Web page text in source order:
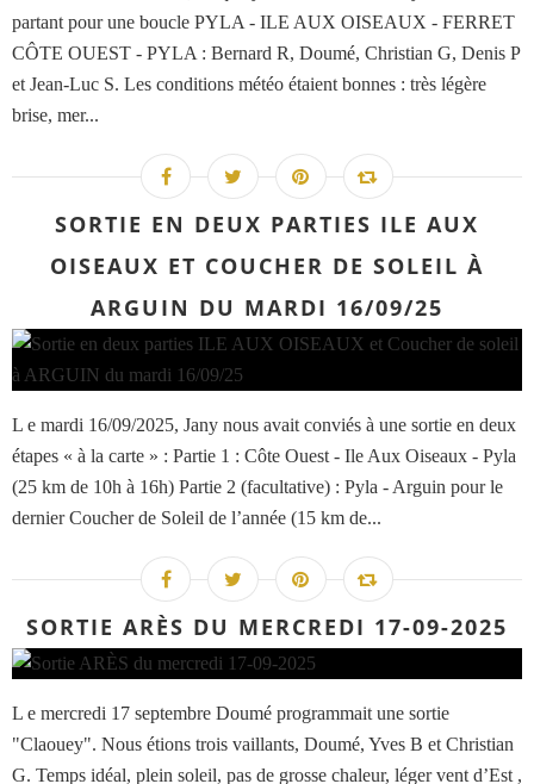
partant pour une boucle PYLA - ILE AUX OISEAUX - FERRET
CÔTE OUEST - PYLA : Bernard R, Doumé, Christian G, Denis P
et Jean-Luc S. Les conditions météo étaient bonnes : très légère
brise, mer...
SORTIE EN DEUX PARTIES ILE AUX
OISEAUX ET COUCHER DE SOLEIL À
ARGUIN DU MARDI 16/09/25
L e mardi 16/09/2025, Jany nous avait conviés à une sortie en deux
étapes « à la carte » : Partie 1 : Côte Ouest - Ile Aux Oiseaux - Pyla
(25 km de 10h à 16h) Partie 2 (facultative) : Pyla - Arguin pour le
dernier Coucher de Soleil de l’année (15 km de...
SORTIE ARÈS DU MERCREDI 17-09-2025
L e mercredi 17 septembre Doumé programmait une sortie
"Claouey". Nous étions trois vaillants, Doumé, Yves B et Christian
G. Temps idéal, plein soleil, pas de grosse chaleur, léger vent d’Est ,